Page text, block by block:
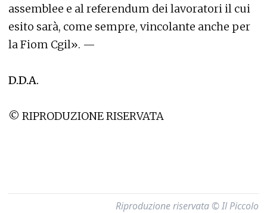
assemblee e al referendum dei lavoratori il cui
esito sarà, come sempre, vincolante anche per
la Fiom Cgil». —
D.D.A.
© RIPRODUZIONE RISERVATA
Riproduzione riservata © Il Piccolo